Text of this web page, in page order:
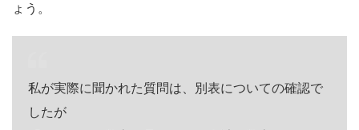
ょう。
私が実際に聞かれた質問は、別表についての確認で
したが